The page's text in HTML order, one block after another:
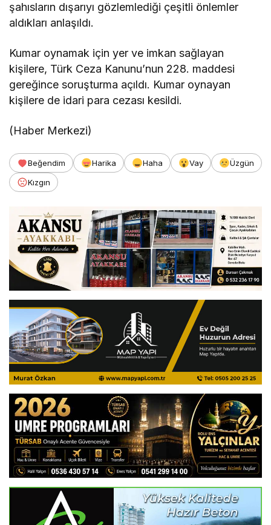
şahısların dışarıyı gözlemlediği çeşitli önlemler
aldıkları anlaşıldı.
Kumar oynamak için yer ve imkan sağlayan
kişilere, Türk Ceza Kanunu’nun 228. maddesi
gereğince soruşturma açıldı. Kumar oynayan
kişilere de idari para cezası kesildi.
(Haber Merkezi)
Beğendim Harika Haha Vay
Üzgün
Kızgın